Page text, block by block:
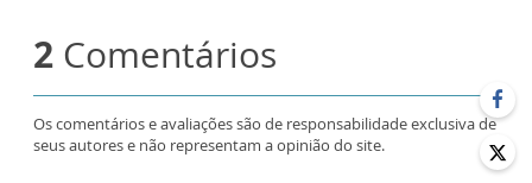
2 Comentários
Os comentários e avaliações são de responsabilidade exclusiva de
seus autores e não representam a opinião do site.